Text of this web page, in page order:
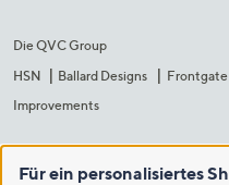
Die QVC Group
HSN
Ballard Designs Frontgate
Improvements
Für ein personalisiertes